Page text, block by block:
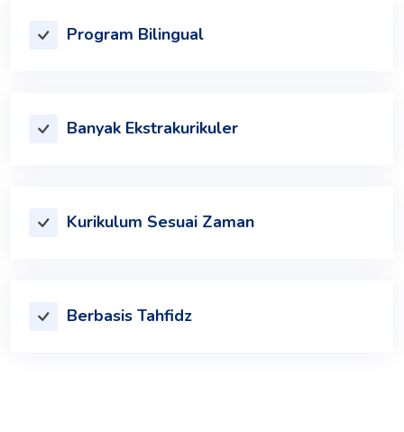
Program Bilingual
Banyak Ekstrakurikuler
Kurikulum Sesuai Zaman
Berbasis Tahfidz